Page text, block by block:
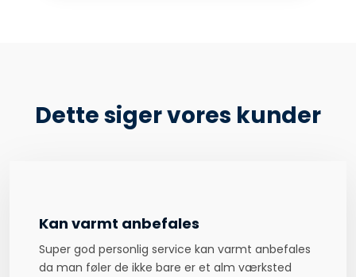
Dette siger vores kunder
Kan varmt anbefales
Super god personlig service kan varmt anbefales
da man føler de ikke bare er et alm værksted